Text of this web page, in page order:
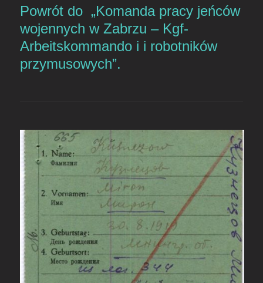
Powrót do „Komanda pracy jeńców
wojennych w Zabrzu – Kgf-
Arbeitskommando i i robotników
przymusowych”.